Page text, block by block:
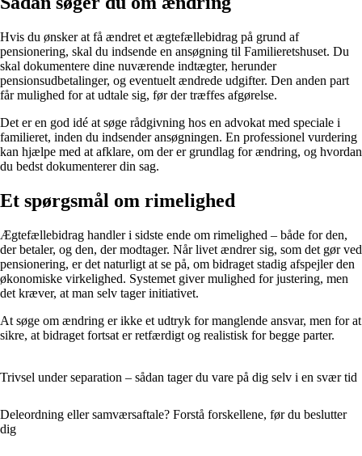
Hvis du ønsker at få ændret et ægtefællebidrag på grund af
pensionering, skal du indsende en ansøgning til Familieretshuset. Du
skal dokumentere dine nuværende indtægter, herunder
pensionsudbetalinger, og eventuelt ændrede udgifter. Den anden part
får mulighed for at udtale sig, før der træffes afgørelse.
Det er en god idé at søge rådgivning hos en advokat med speciale i
familieret, inden du indsender ansøgningen. En professionel vurdering
kan hjælpe med at afklare, om der er grundlag for ændring, og hvordan
du bedst dokumenterer din sag.
Et spørgsmål om rimelighed
Ægtefællebidrag handler i sidste ende om rimelighed – både for den,
der betaler, og den, der modtager. Når livet ændrer sig, som det gør ved
pensionering, er det naturligt at se på, om bidraget stadig afspejler den
økonomiske virkelighed. Systemet giver mulighed for justering, men
det kræver, at man selv tager initiativet.
At søge om ændring er ikke et udtryk for manglende ansvar, men for at
sikre, at bidraget fortsat er retfærdigt og realistisk for begge parter.
Trivsel under separation – sådan tager du vare på dig selv i en svær tid
Deleordning eller samværsaftale? Forstå forskellene, før du beslutter
dig